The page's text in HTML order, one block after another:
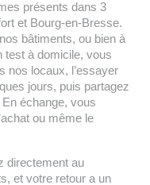
présents dans 3
et Bourg-en-Bresse.
bâtiments, ou bien à
test à domicile, vous
nos locaux, l’essayer
jours, puis partagez
échange, vous
ou même le
directement au
et votre retour a un